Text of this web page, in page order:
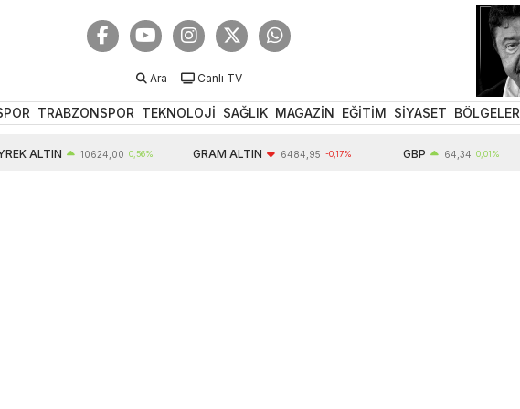
Ara Canlı TV
TRABZONSPOR TEKNOLOJİ SAĞLIK MAGAZİN EĞİTİM SİYASET BÖLGELER
ALTIN 10624,00 0,56% GRAM ALTIN 6484,95 -0,17% GBP 64,34 0,01%